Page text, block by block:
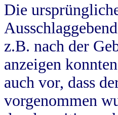
Die
z.B. nach der
anzeigen
auch vor, dass
vorgenommen